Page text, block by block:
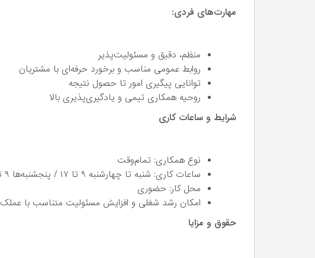
مهارت‌های فردی:
منظم، دقیق و مسئولیت‌پذیر
روابط عمومی مناسب و برخورد حرفه‌ای با مشتریان
توانایی پیگیری امور تا حصول نتیجه
روحیه همکاری تیمی و یادگیری‌پذیری بالا
شرایط و ساعات کاری
نوع همکاری: تمام‌وقت
ساعات کاری: شنبه تا چهارشنبه ۹ تا ۱۷ / پنجشنبه‌ها ۹ تا ۱۳
محل کار: حضوری
امکان رشد شغلی و افزایش مسئولیت متناسب با عملک
حقوق و مزایا